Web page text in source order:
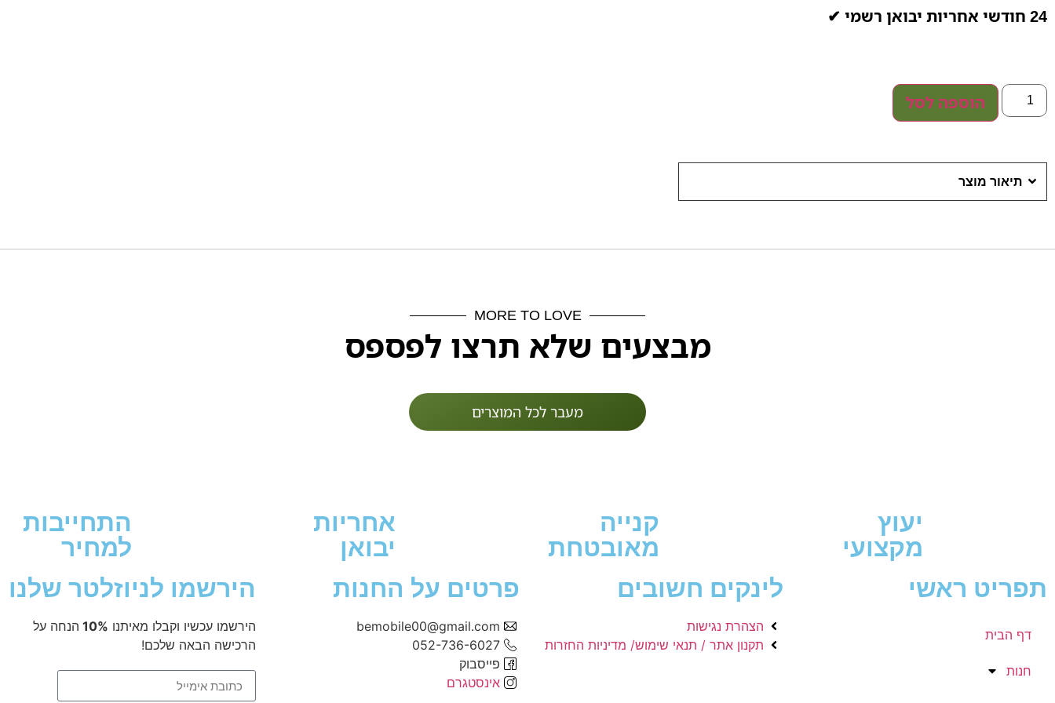
24 חודשי אחריות יבואן רשמי ✔
הוספה לסל
תיאור מוצר
MORE TO LOVE
מבצעים שלא תרצו לפספס
מעבר לכל המוצרים
יעוץ
מקצועי
קנייה
מאובטחת
אחריות
יבואן
התחייבות
למחיר
תפריט ראשי
דף הבית
חנות
לינקים חשובים
הצהרת נגישות
תקנון אתר / תנאי שימוש/ מדיניות החזרות
פרטים על החנות
bemobile00@gmail.com
052-736-6027
פייסבוק
אינסטגרם
הירשמו לניוזלטר שלנו
הירשמו עכשיו וקבלו מאיתנו 10% הנחה על
הרכישה הבאה שלכם!